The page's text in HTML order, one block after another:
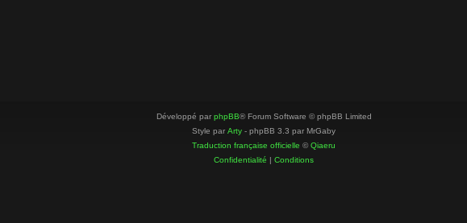
Développé par phpBB® Forum Software © phpBB Limited
Style par Arty - phpBB 3.3 par MrGaby
Traduction française officielle ©Qiaeru
Confidentialité | Conditions